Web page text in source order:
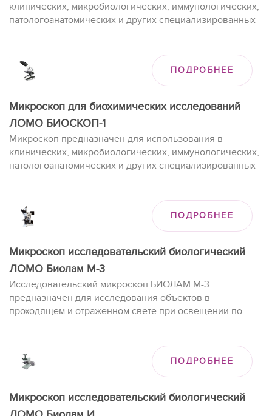
клинических, микробиологических, иммунологических,
патологоанатомических и других специализированных
ПОДРОБНЕЕ
Микроскоп для биохимических исследований
ЛОМО БИОСКОП-1
Микроскоп предназначен для использования в
клинических, микробиологических, иммунологических,
патологоанатомических и других специализированных
ПОДРОБНЕЕ
Микроскоп исследовательский биологический
ЛОМО Биолам М-3
Исследовательский микроскоп БИОЛАМ М-3
предназначен для исследования объектов в
проходящем и отраженном свете при освещении по
поляризованных лучах в отраженном свете.
ПОДРОБНЕЕ
Микроскоп исследовательский биологический